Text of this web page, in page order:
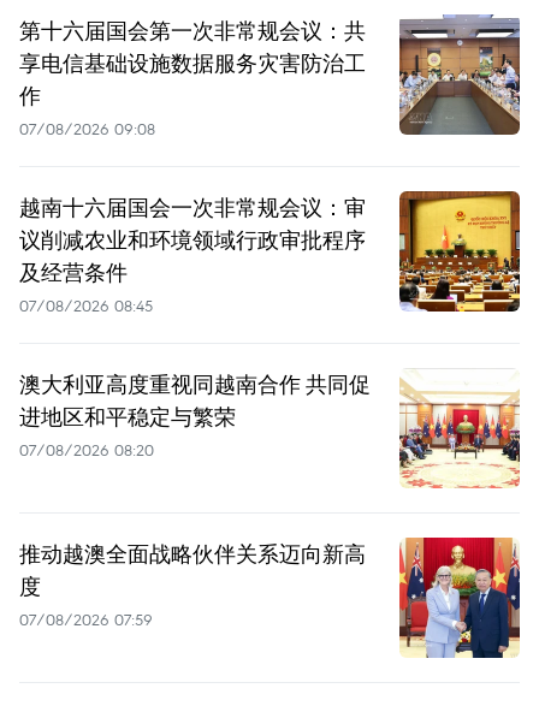
第十六届国会第一次非常规会议：共
享电信基础设施数据服务灾害防治工
作
07/08/2026 09:08
越南十六届国会一次非常规会议：审
议削减农业和环境领域行政审批程序
及经营条件
07/08/2026 08:45
澳大利亚高度重视同越南合作 共同促
进地区和平稳定与繁荣
07/08/2026 08:20
推动越澳全面战略伙伴关系迈向新高
度
07/08/2026 07:59